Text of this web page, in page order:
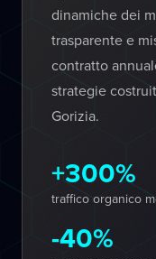
dinamiche dei
trasparente e
contratto
strategie
Gorizia.
+300%
traffico organico
-40%